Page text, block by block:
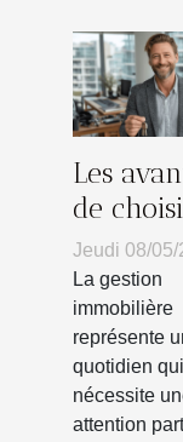
Les
de
syndic
local
votre
Jeudi 08/05/
La gestion
immobilière
représente
quotidien qui
nécessite
attention